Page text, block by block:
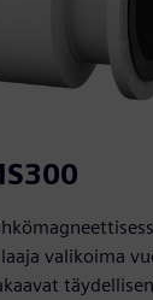
valikoima